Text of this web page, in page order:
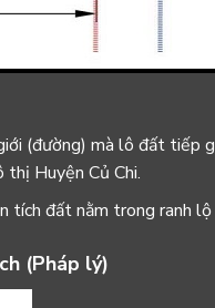
(đường) mà lô đất tiếp
Huyện Củ Chi.
tích đất nằm trong ranh
(Pháp lý)